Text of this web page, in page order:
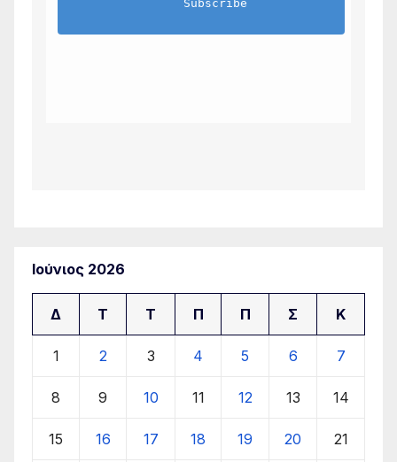
                Subscribe
Ιούνιος 2026
Δ Τ Τ Π Π Σ Κ
1 2 3 4 5 6 7
8 9 10 11 12 13 14
15 16 17 18 19 20 21